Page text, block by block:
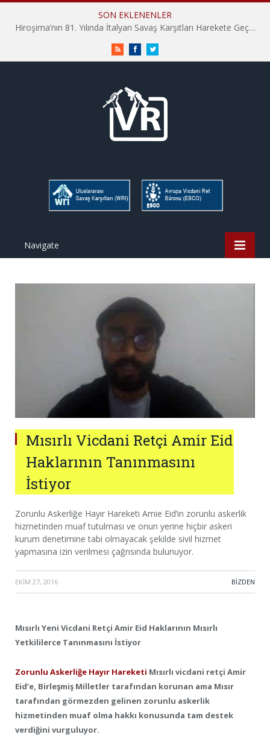
SON EKLENENLER
Hiroşima’nın 81. Yılında İtalyan Savaş Karşıtları Harekete Geçti: “Hatırlamak yeterli değil”
RSS FacebookTwitter
Navigate
Mısırlı Vicdani Retçi Amir Eid
Haklarının Tanınmasını
İstiyor
Zorunlu Askerliğe Hayır Hareketi Amie Eid’in zorunlu askerlik
hizmetinden muaf tutulması ve onun yerine hiçbir askeri
kurum denetimine tabi olmayacak şekilde sivil hizmet
yapmasına izin verilmesi çağrısında bulunuyor.
EKIM 27, 2016 · BIZDEN
Mısırlı Yeni Vicdani Retçi Amir Eid Haklarının Mısırlı
Yetkililerce Tanınmasını İstiyor
Zorunlu Askerliğe Hayır Hareketi Mısırlı vicdani retçi Amir
Eid’e, Birleşmiş Milletler tarafından korunan ama Mısır
tarafından görmezden gelinen zorunlu askerlik
hizmetinden muaf olma hakkı konusunda tam destek
verdiğini vurguluyor.